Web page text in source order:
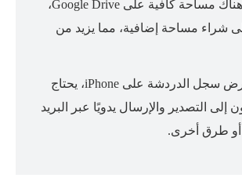
إذا لم تكن هناك مساحة كافية على Google Drive،
شراء مساحة إضافية، مما يزيد من
من أجل عرض سجل الدردشة على iPhone، يحتاج
إلى التصدير والإرسال يدويًا عبر البريد
أو طرق أخرى.